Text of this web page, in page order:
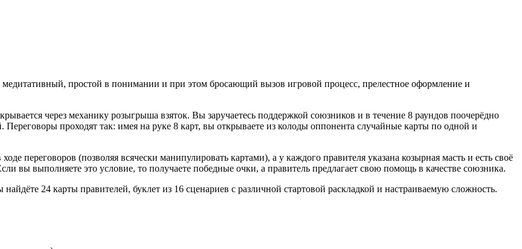
медитативный, простой в понимании и при этом бросающий вызов игровой процесс, прелестное оформление и
через механику розыгрыша взяток. Вы заручаетесь поддержкой союзников и в течение 8 раундов поочерёдно
проходят так: имея на руке 8 карт, вы открываете из колоды оппонента случайные карты по одной и
переговоров (позволяя всячески манипулировать картами), а у каждого правителя указана козырная масть и есть своё
вы выполняете это условие, то получаете победные очки, а правитель предлагает свою помощь в качестве союзника.
24 карты правителей, буклет из 16 сценариев с различной стартовой раскладкой и настраиваемую сложность.